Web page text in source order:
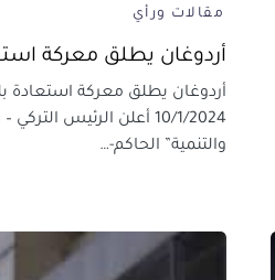
مقالات ورأي
أردوغان يطلق معركة
أردوغان يطلق معركة استعادة
10/1/2024 أعلن الرئيس
والتنمية” الحاكم-…